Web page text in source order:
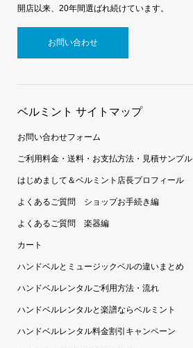
開店以来、20年間選ばれ続けています。
お問い合わせ
ベルミント サイトマップ
お問い合わせフォーム
ご利用料金・送料・お支払方法・見積サンプル
はじめまして＆ベルミント店長プロフィール
よくあるご質問 ショップお手続き編
よくあるご質問 楽器編
カート
ハンドベルとミュージックベルの違いまとめ
ハンドベルレンタルご利用方法・流れ
ハンドベルレンタルと楽譜ならベルミント
ハンドベルレンタル料金割引キャンペーン